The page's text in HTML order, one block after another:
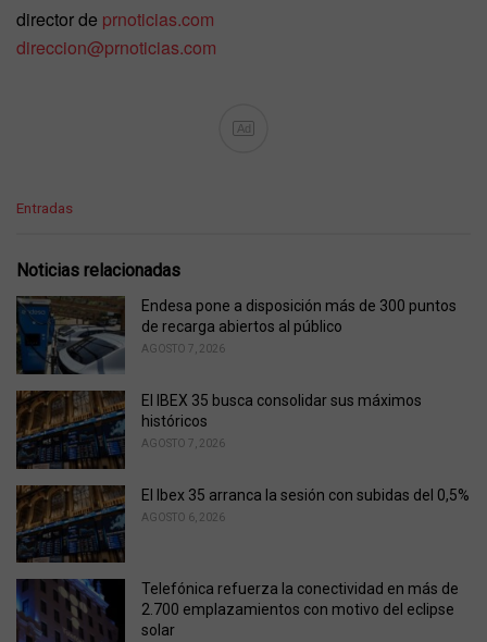
director de prnoticias.com
direccion@prnoticias.com
Ad
C
e
o
r
i
:
Entradas
Noticias relacionadas
Endesa pone a disposición más de 300 puntos
de recarga abiertos al público
AGOSTO 7, 2026
El IBEX 35 busca consolidar sus máximos
históricos
AGOSTO 7, 2026
El Ibex 35 arranca la sesión con subidas del 0,5%
AGOSTO 6, 2026
Telefónica refuerza la conectividad en más de
2.700 emplazamientos con motivo del eclipse
solar